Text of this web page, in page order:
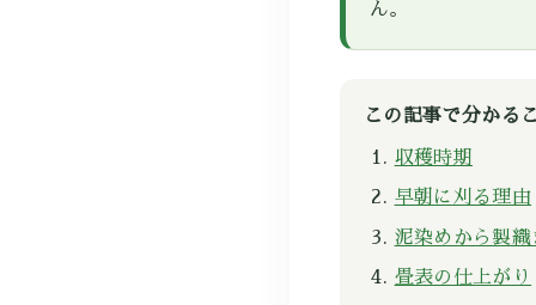
ん。
この記事で分かる
収穫時期
早朝に刈る理由
泥染めから製織
畳表の仕上がり